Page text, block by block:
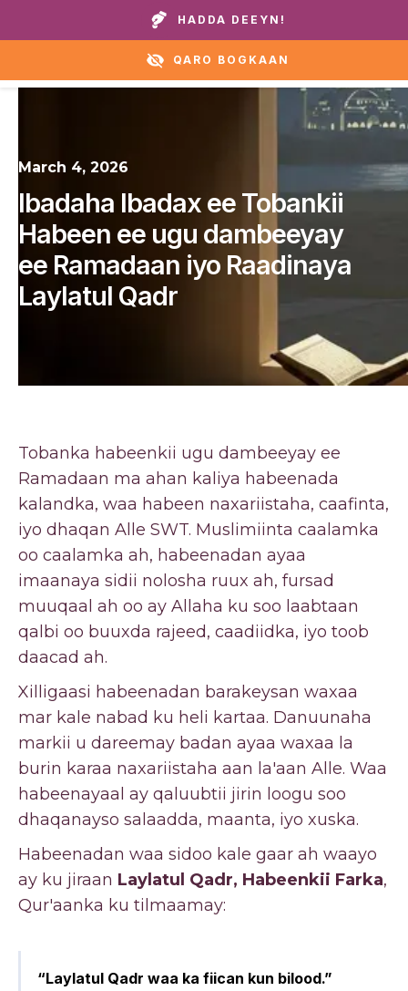
Wicitay guryaheena ama caawirka:
HADDA DEEYN!
QARO BOGKAAN
March 4, 2026
Ibadaha Ibadax ee Tobankii
Habeen ee ugu dambeeyay
ee Ramadaan iyo Raadinaya
Laylatul Qadr
Tobanka habeenkii ugu dambeeyay ee
Ramadaan ma ahan kaliya habeenada
kalandka, waa habeen naxariistaha, caafinta,
iyo dhaqan Alle SWT. Muslimiinta caalamka
oo caalamka ah, habeenadan ayaa
imaanaya sidii nolosha ruux ah, fursad
muuqaal ah oo ay Allaha ku soo laabtaan
qalbi oo buuxda rajeed, caadiidka, iyo toob
daacad ah.
Xilligaasi habeenadan barakeysan waxaa
mar kale nabad ku heli kartaa. Danuunaha
markii u dareemay badan ayaa waxaa la
burin karaa naxariistaha aan la'aan Alle. Waa
habeenayaal ay qaluubtii jirin loogu soo
dhaqanayso salaadda, maanta, iyo xuska.
Habeenadan waa sidoo kale gaar ah waayo
ay ku jiraan Laylatul Qadr, Habeenkii Farka,
Qur'aanka ku tilmaamay:
“Laylatul Qadr waa ka fiican kun bilood.”